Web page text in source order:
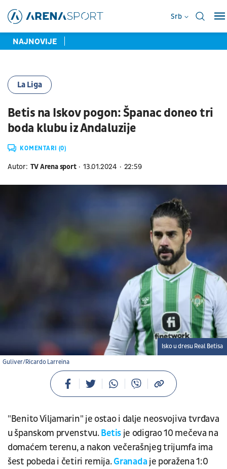
Srb
NAJNOVIJE
La Liga
Betis na Iskov pogon: Španac doneo tri
boda klubu iz Andaluzije
KOMENTARI (0)
Autor: TV Arena sport 13.01.2024 22:59
Guliver/Ricardo Larreina
Isko u dresu Real Betisa
"Benito Viljamarin" je ostao i dalje neosvojiva tvrđava
u španskom prvenstvu.Betisje odigrao 10 mečeva na
domaćem terenu, a nakon večerašnjeg trijumfa ima
šest pobeda i četiri remija.Granadaje poražena 1:0